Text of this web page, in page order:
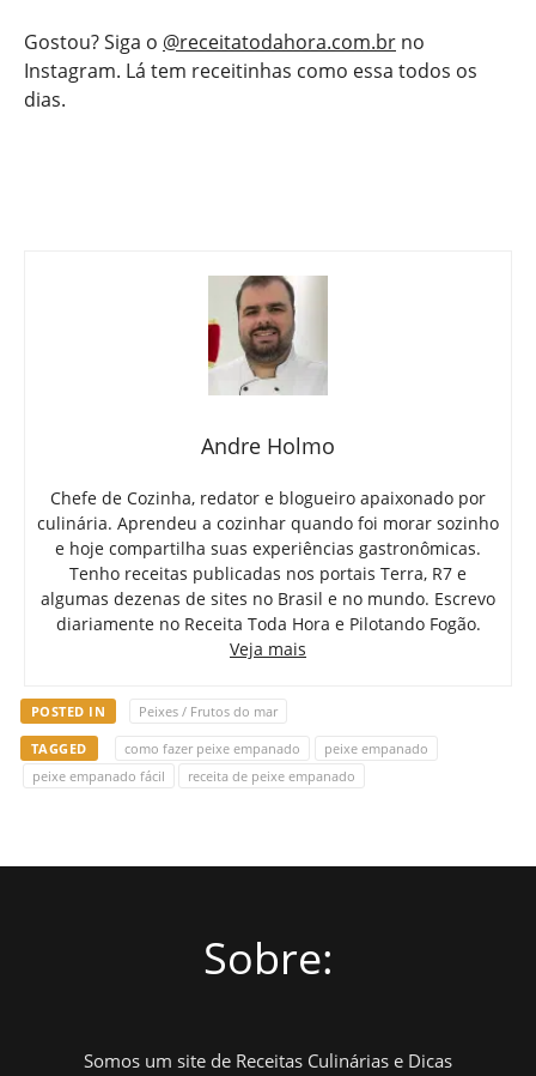
Gostou? Siga o @receitatodahora.com.br no
Instagram. Lá tem receitinhas como essa todos os
dias.
Andre Holmo
Chefe de Cozinha, redator e blogueiro apaixonado por
culinária. Aprendeu a cozinhar quando foi morar sozinho
e hoje compartilha suas experiências gastronômicas.
Tenho receitas publicadas nos portais Terra, R7 e
algumas dezenas de sites no Brasil e no mundo. Escrevo
diariamente no Receita Toda Hora e Pilotando Fogão.
Veja mais
POSTED IN Peixes / Frutos do mar
TAGGED como fazer peixe empanado
peixe empanado
peixe empanado fácil
receita de peixe empanado
Sobre:
Somos um site de Receitas Culinárias e Dicas